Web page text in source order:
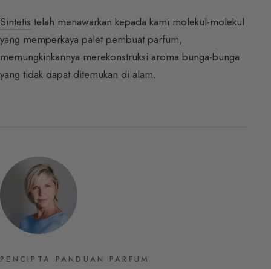
Sintetis telah menawarkan kepada kami molekul-molekul
yang memperkaya palet pembuat parfum,
memungkinkannya merekonstruksi aroma bunga-bunga
yang tidak dapat ditemukan di alam.
PENCIPTA PANDUAN PARFUM